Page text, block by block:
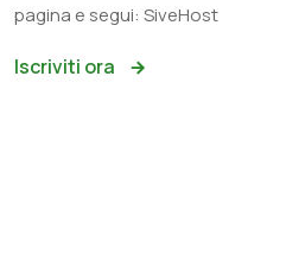
pagina e segui: SiveHost
Iscriviti ora